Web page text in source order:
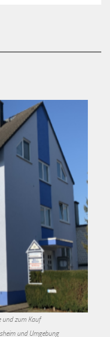
und zum Kauf
und Umgebung